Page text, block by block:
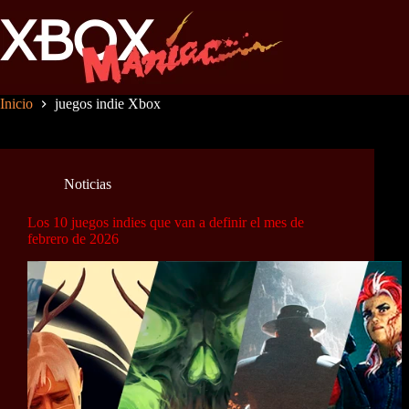
al
contenido
Inicio juegos indie Xbox
Noticias
Los 10 juegos indies que van a definir el mes de
febrero de 2026